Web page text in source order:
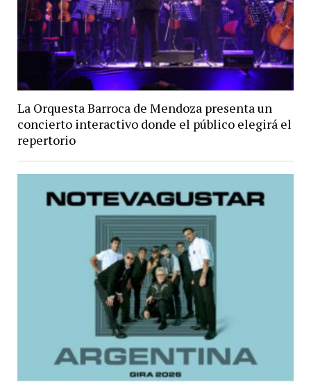
La Orquesta Barroca de Mendoza presenta un
concierto interactivo donde el público elegirá el
repertorio